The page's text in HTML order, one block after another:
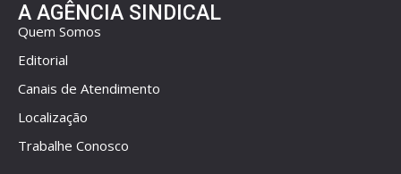
A AGÊNCIA SINDICAL
Quem Somos
Editorial
Canais de Atendimento
Localização
Trabalhe Conosco